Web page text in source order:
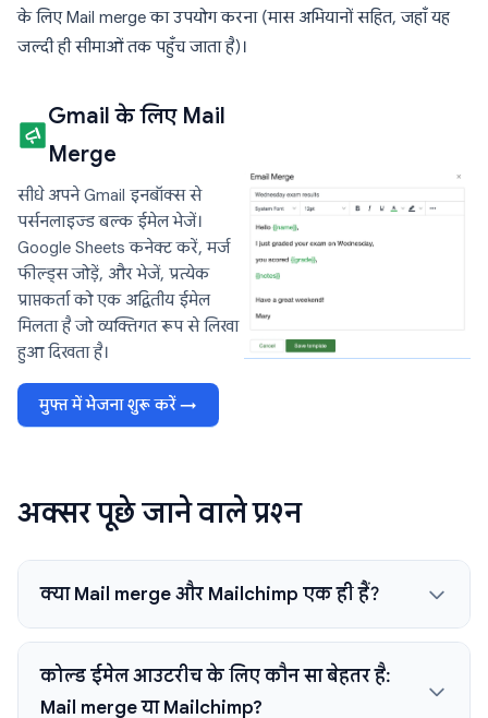
के लिए Mail merge का उपयोग करना (मास अभियानों सहित, जहाँ यह
जल्दी ही सीमाओं तक पहुँच जाता है)।
Gmail के लिए Mail
Merge
सीधे अपने Gmail इनबॉक्स से
पर्सनलाइज्ड बल्क ईमेल भेजें।
Google Sheets कनेक्ट करें, मर्ज
फील्ड्स जोड़ें, और भेजें, प्रत्येक
प्राप्तकर्ता को एक अद्वितीय ईमेल
मिलता है जो व्यक्तिगत रूप से लिखा
हुआ दिखता है।
मुफ्त में भेजना शुरू करें →
अक्सर पूछे जाने वाले प्रश्न
क्या Mail merge और Mailchimp एक ही हैं?
कोल्ड ईमेल आउटरीच के लिए कौन सा बेहतर है:
Mail merge या Mailchimp?